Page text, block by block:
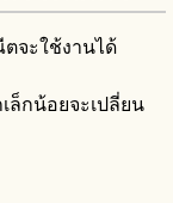
จะใช้งานได้
ล็กน้อยจะเปลี่ยน